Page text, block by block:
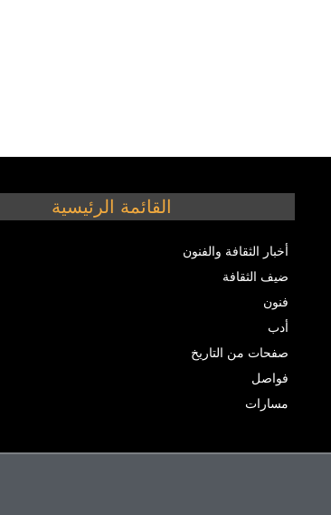
القائمة الرئيسية
أخبار الثقافة والفنون
ضيف الثقافة
فنون
أدب
صفحات من التاريخ
فواصل
مسارات